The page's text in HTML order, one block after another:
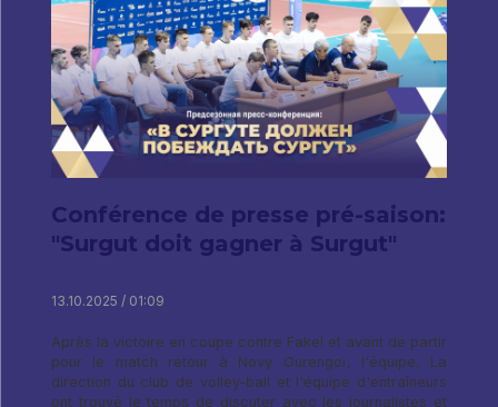
Conférence de presse pré-saison:
"Surgut doit gagner à Surgut"
13.10.2025 / 01:09
Après la victoire en coupe contre Fakel et avant de partir
pour le match retour à Novy Ourengoï, l'équipe, La
direction du club de volley-ball et l'équipe d'entraîneurs
ont trouvé le temps de discuter avec les journalistes et